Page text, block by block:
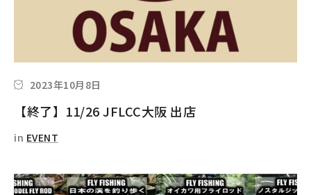
2023年10月8日
【終了】11/26 JFLCC大阪 出店
in EVENT